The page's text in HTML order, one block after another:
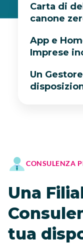
Carta di
canone
App e
Imprese
Un
CONSULENZA
Una
tua